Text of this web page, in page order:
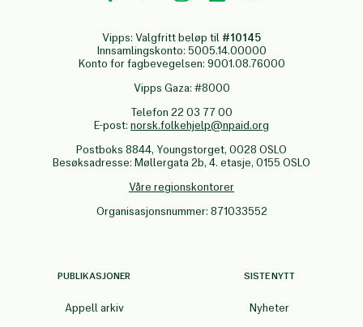
Vipps: Valgfritt beløp til #10145
Innsamlingskonto: 5005.14.00000
Konto for fagbevegelsen: 9001.08.76000
Vipps Gaza: #8000
Telefon 22 03 77 00
E-post: norsk.folkehjelp@npaid.org
Postboks 8844, Youngstorget, 0028 OSLO
Besøksadresse: Møllergata 2b, 4. etasje, 0155 OSLO
Våre regionskontorer
Organisasjonsnummer: 871033552
PUBLIKASJONER
Appell arkiv
SISTE NYTT
Nyheter